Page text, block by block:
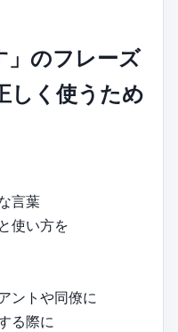
」のフレーズ
しく使うため
言葉
使い方を
ントや同僚に
る際に